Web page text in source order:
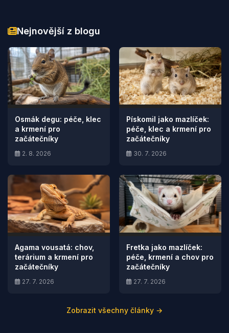
Nejnovější z blogu
Osmák degu: péče, klec
a krmení pro
začátečníky
2. 8. 2026
Pískomil jako mazlíček:
péče, klec a krmení pro
začátečníky
30. 7. 2026
Agama vousatá: chov,
terárium a krmení pro
začátečníky
27. 7. 2026
Fretka jako mazlíček:
péče, krmení a chov pro
začátečníky
27. 7. 2026
Zobrazit všechny články →